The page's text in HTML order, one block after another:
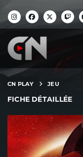
CN PLAY JEU
FICHE DÉTAILLÉE